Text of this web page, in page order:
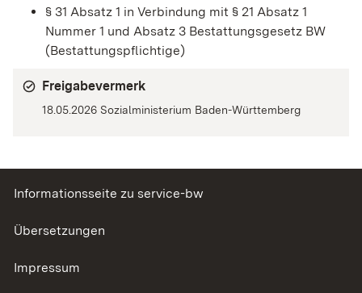
§ 31 Absatz 1 in Verbindung mit § 21 Absatz 1
Nummer 1 und Absatz 3 Bestattungsgesetz BW
(Bestattungspflichtige)
Freigabevermerk
18.05.2026 Sozialministerium Baden-Württemberg
Informationsseite zu service-bw
Übersetzungen
Impressum